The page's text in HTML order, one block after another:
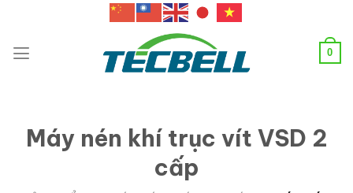
nội
0
Máy nén khí trục vít VSD 2
cấp